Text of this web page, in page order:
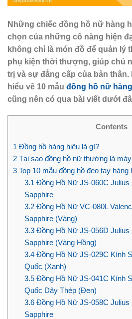
Những chiếc đồng hồ nữ hàng
chọn của những cô nàng hiện
không chỉ là món đồ để quản lý
phụ kiện thời thượng, giúp chủ
trị và sự đẳng cấp của bản thân.
hiểu về 10 mẫu đồng hồ nữ
cũng nên có qua bài viết dưới
Contents
1 Đồng hồ hàng hiệu là gì?
2 Tại sao đồng hồ nữ thường là
3 Top 10 mẫu đồng hồ đeo tay hàng
3.1 Đồng Hồ Nữ JS-060C Julius
Sapphire
3.2Đồng Hồ Nữ VC-080L
Sapphire (Vàng)
3.3Đồng Hồ Nữ JS-056D Julius
Sapphire (Vàng Hồng)
3.4Đồng Hồ Nữ JS-029C Kính
Quốc (Xanh)
3.5Đồng Hồ Nữ JS-041C Kính
Quốc Dây Thép (Đen)
3.6Đồng Hồ Nữ JS-058C Julius
Sapphire